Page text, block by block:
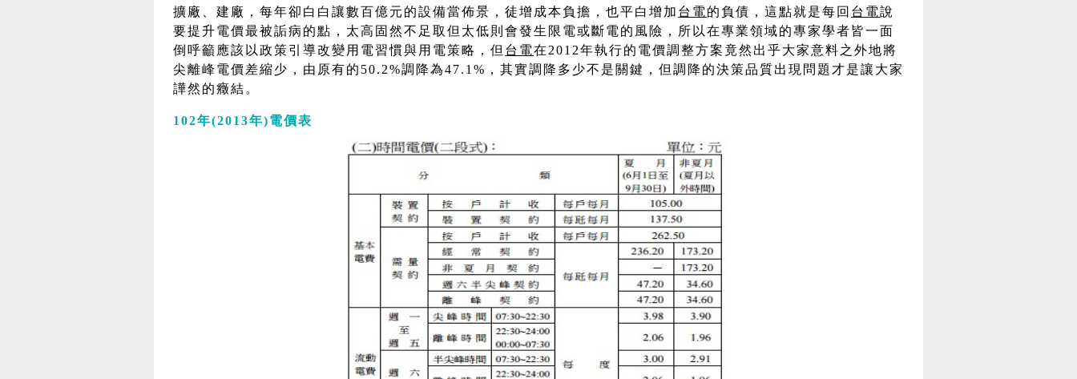
擴廠、建廠，每年卻白白讓數百億元的設備當佈景，徒增成本負擔，也平白增加 台電 的負債，這點就是每回 台電說
要提升電價最被詬病的點，太高固然不足取但太低則會發生限電或斷電的風險，所以在專業領域的專家學者皆一面
倒呼籲應該以政策引導改變用電習慣與用電策略，但 台電在2012年執行的電價調整方案竟然出乎大家意料之外地將
尖離峰電價差縮少，由原有的50.2%調降為47.1%，其實調降多少不是關鍵，但調降的決策品質出現問題才是讓大家
譁然的癥結。
102年(2013年)電價表